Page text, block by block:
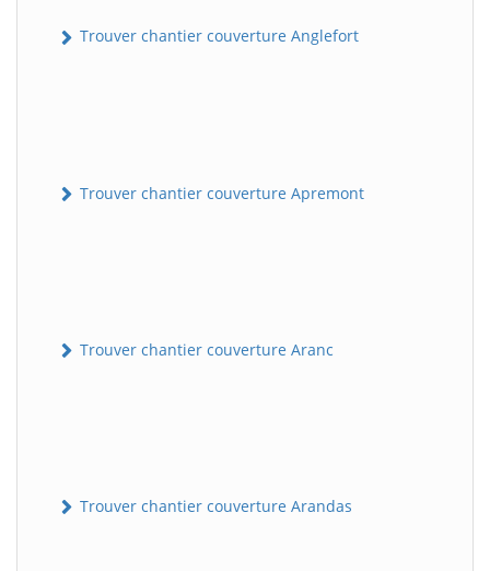
Trouver chantier couverture Anglefort
Trouver chantier couverture Apremont
Trouver chantier couverture Aranc
Trouver chantier couverture Arandas